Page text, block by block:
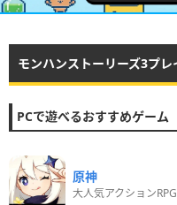
モンハンストーリーズ3プレ
PCで遊べるおすすめゲーム
原神
大人気アクション